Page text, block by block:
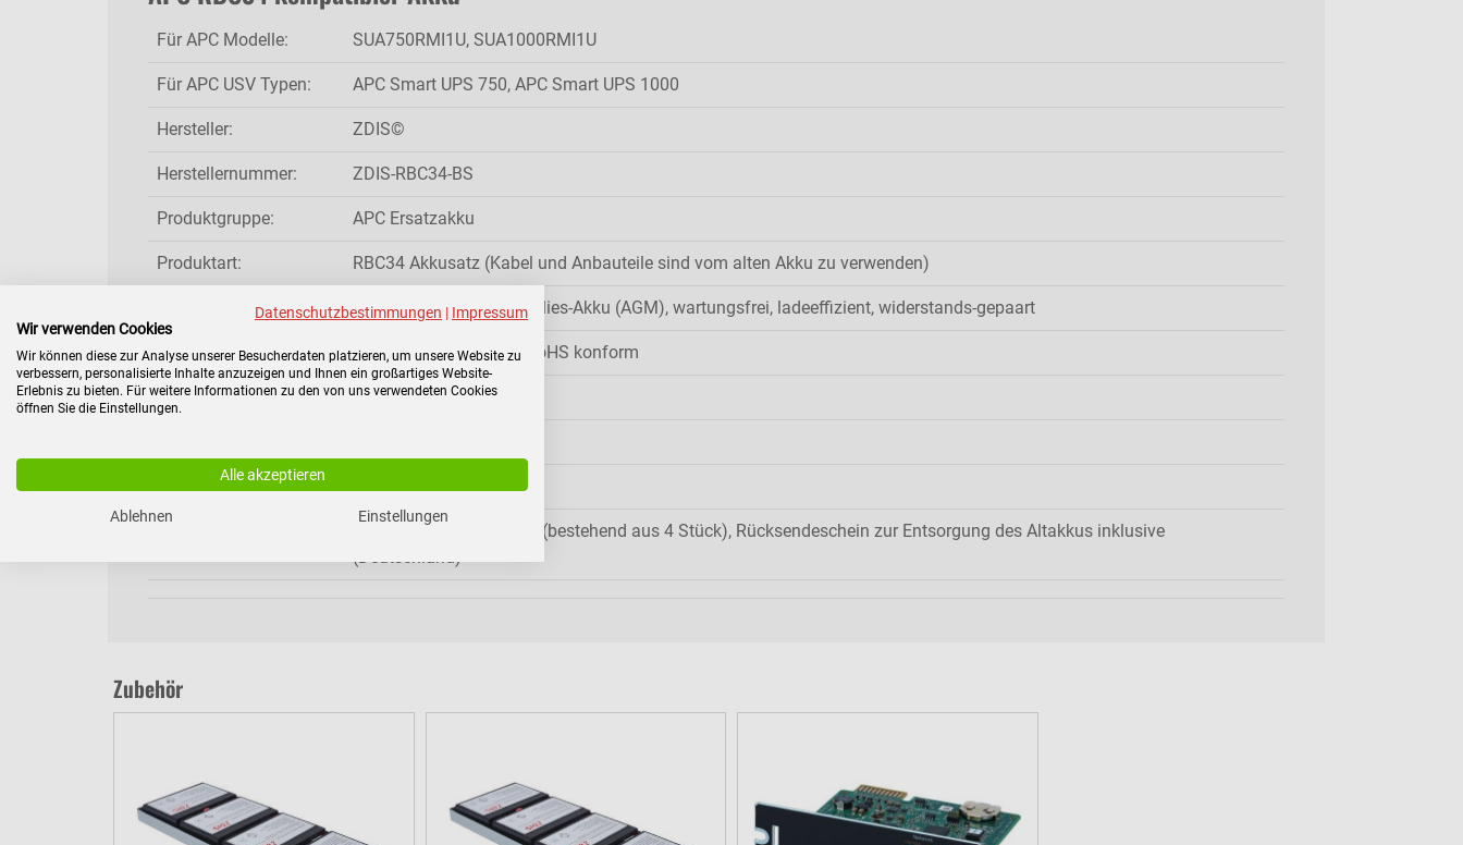
Für APC Modelle: SUA750RMI1U, SUA1000RMI1U
Für APC USV Typen: APC Smart UPS 750, APC Smart UPS 1000
Hersteller: ZDIS©
Herstellernummer: ZDIS-RBC34-BS
Produktgruppe: APC Ersatzakku
Produktart: RBC34 Akkusatz (Kabel und Anbauteile sind vom alten Akku zu verwenden)
High-Quality VRLA Blei-Vlies-Akku (AGM), wartungsfrei, ladeeffizient, widerstands-gepaart
Richtlinie: 2002/95/EG, RoHS konform
Garantie: 2 Jahre
Gewicht:
Ersatzakku für APC USV (bestehend aus 4 Stück), Rücksendeschein zur Entsorgung des Altakkus inklusive
Zubehör
Datenschutzbestimmungen | Impressum
Wir verwenden Cookies
Wir können diese zur Analyse unserer Besucherdaten platzieren, um unsere Website zu
verbessern, personalisierte Inhalte anzuzeigen und Ihnen ein großartiges Website-
Erlebnis zu bieten. Für weitere Informationen zu den von uns verwendeten Cookies
öffnen Sie die Einstellungen.
Alle akzeptieren
Ablehnen Einstellungen